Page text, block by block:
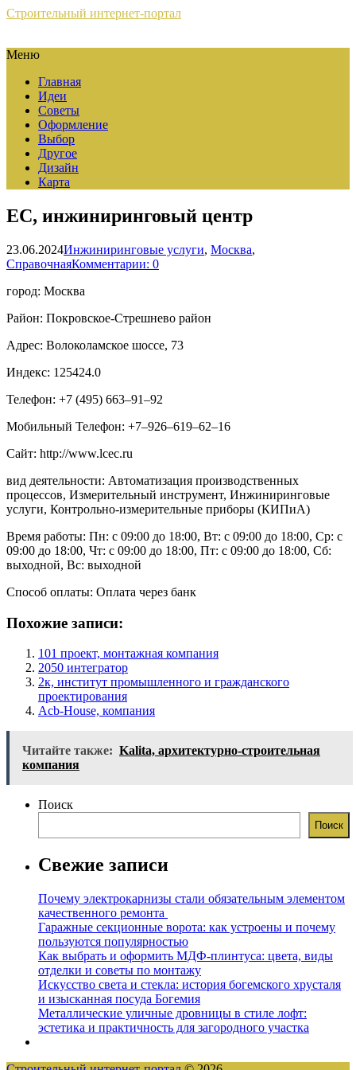
Строительный интернет-портал
Меню
Главная
Идеи
Советы
Оформление
Выбор
Другое
Дизайн
Карта
EС, инжиниринговый центр
23.06.2024Инжиниринговые услуги, Москва,
СправочнаяКомментарии: 0
город: Москва
Район: Покровское-Стрешнево район
Адрес: Волоколамское шоссе, 73
Индекс: 125424.0
Телефон: +7 (495) 663‒91‒92
Мобильный Телефон: +7‒926‒619‒62‒16
Сайт: http://www.lcec.ru
вид деятельности: Автоматизация производственных
процессов, Измерительный инструмент, Инжиниринговые
услуги, Контрольно-измерительные приборы (КИПиА)
Время работы: Пн: с 09:00 до 18:00, Вт: с 09:00 до 18:00, Ср: с
09:00 до 18:00, Чт: с 09:00 до 18:00, Пт: с 09:00 до 18:00, Сб:
выходной, Вс: выходной
Способ оплаты: Оплата через банк
Похожие записи:
101 проект, монтажная компания
2050 интегратор
2к, институт промышленного и гражданского
проектирования
Acb-House, компания
Читайте также: Kalita, архитектурно-строительная
компания
Поиск
Поиск
Свежие записи
Почему электрокарнизы стали обязательным элементом
качественного ремонта
Гаражные секционные ворота: как устроены и почему
пользуются популярностью
Как выбрать и оформить МДФ-плинтуса: цвета, виды
отделки и советы по монтажу
Искусство света и стекла: история богемского хрусталя
и изысканная посуда Богемия
Металлические уличные дровницы в стиле лофт:
эстетика и практичность для загородного участка